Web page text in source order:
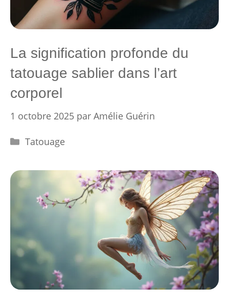
La signification profonde du
tatouage sablier dans l’art
corporel
1 octobre 2025 par Amélie Guérin
Catégories
Tatouage